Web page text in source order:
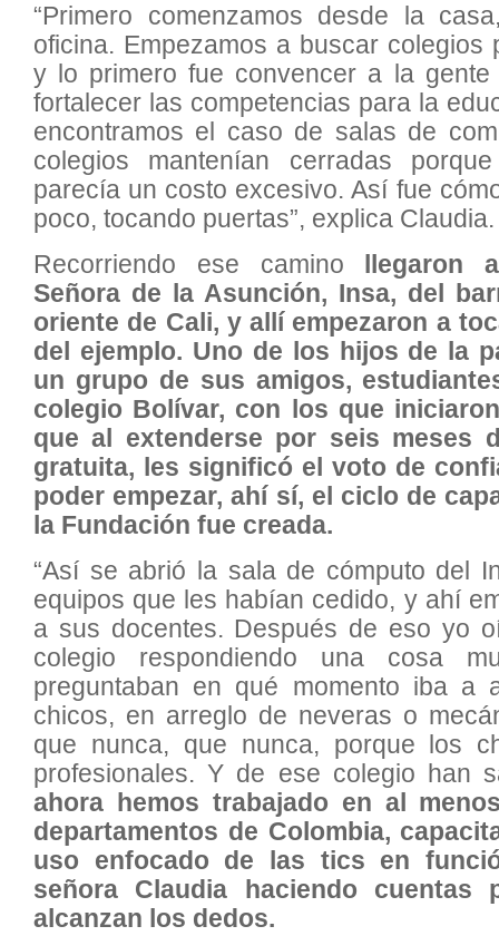
“Primero comenzamos desde la
oficina. Empezamos a buscar colegios
y lo primero fue convencer a la
fortalecer las competencias para la
encontramos el caso de salas de
colegios mantenían cerradas
parecía un costo excesivo. Así fue
poco, tocando puertas”, explica Claudia.
Recorriendo ese camino llegaron
Señora de la Asunción, Insa, del
oriente de Cali, y allí empezaron a
del ejemplo. Uno de los hijos de la
un grupo de sus amigos,
colegio Bolívar, con los que
que al extenderse por seis meses
gratuita, les significó el voto de
poder empezar, ahí sí, el ciclo de
la Fundación fue creada.
“Así se abrió la sala de cómputo del
equipos que les habían cedido, y ahí
a sus docentes. Después de eso yo
colegio respondiendo una cosa
preguntaban en qué momento iba a
chicos, en arreglo de neveras o
que nunca, que nunca, porque los
profesionales. Y de ese colegio han
ahora hemos trabajado en al
departamentos de Colombia,
uso enfocado de las tics en
señora Claudia haciendo
alcanzan los dedos.